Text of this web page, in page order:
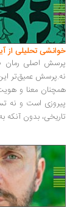
تحلیلی از
اصلی رمان صرفاً
عمیق‌تر این
معنا و هویت خود
است و نه تسلیم.
بدون آنکه به